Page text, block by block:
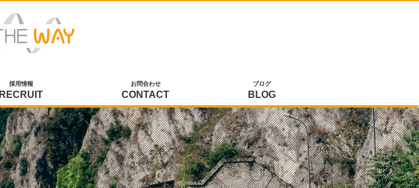
採用情報
RECRUIT
お問合わせ
CONTACT
ブログ
BLOG